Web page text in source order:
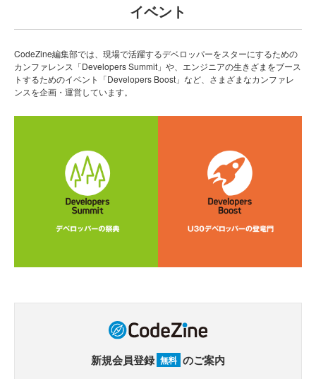
イベント
CodeZine編集部では、現場で活躍するデベロッパーをスターにするための
カンファレンス「Developers Summit」や、エンジニアの生きざまをブース
トするためのイベント「Developers Boost」など、さまざまなカンファレ
ンスを企画・運営しています。
新規会員登録 無料 のご案内